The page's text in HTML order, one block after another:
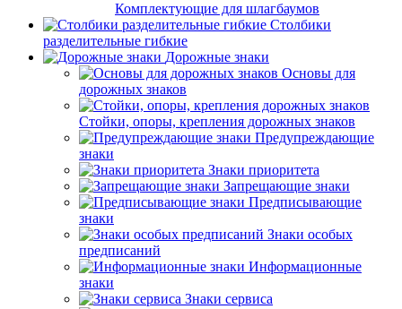
Комплектующие для шлагбаумов
Столбики
разделительные гибкие
Дорожные знаки
Основы для
дорожных знаков
Стойки, опоры, крепления дорожных знаков
Предупреждающие
знаки
Знаки приоритета
Запрещающие знаки
Предписывающие
знаки
Знаки особых
предписаний
Информационные
знаки
Знаки сервиса